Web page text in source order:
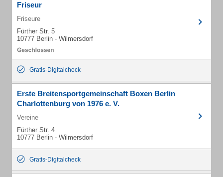
Friseur
Friseure
Fürther Str. 5
10777 Berlin - Wilmersdorf
Gratis-Digitalcheck
Erste Breitensportgemeinschaft Boxen Berlin
Charlottenburg von 1976 e. V.
Vereine
Fürther Str. 4
10777 Berlin - Wilmersdorf
Gratis-Digitalcheck